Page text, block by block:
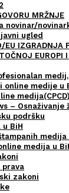
MRŽNJE
novinar/
ugled
EU IZGRADNJA
EUROPI
online medije u
medija(CPCD)
– Osnaživanje
podršku
BiH
medija
medija u
prava
zakoni